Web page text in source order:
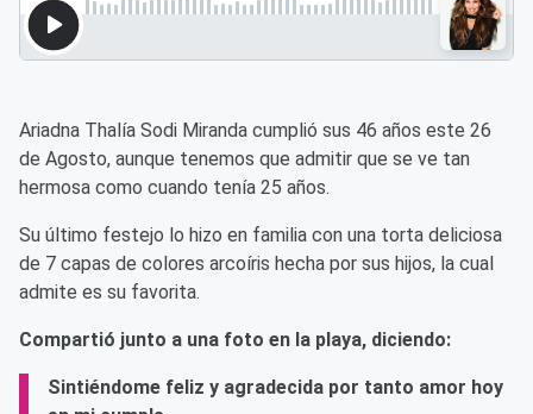
Ariadna Thalía Sodi Miranda cumplió sus 46 años este 26
de Agosto, aunque tenemos que admitir que se ve tan
hermosa como cuando tenía 25 años.
Su último festejo lo hizo en familia con una torta deliciosa
de 7 capas de colores arcoíris hecha por sus hijos, la cual
admite es su favorita.
Compartió junto a una foto en la playa, diciendo:
Sintiéndome feliz y agradecida por tanto amor hoy